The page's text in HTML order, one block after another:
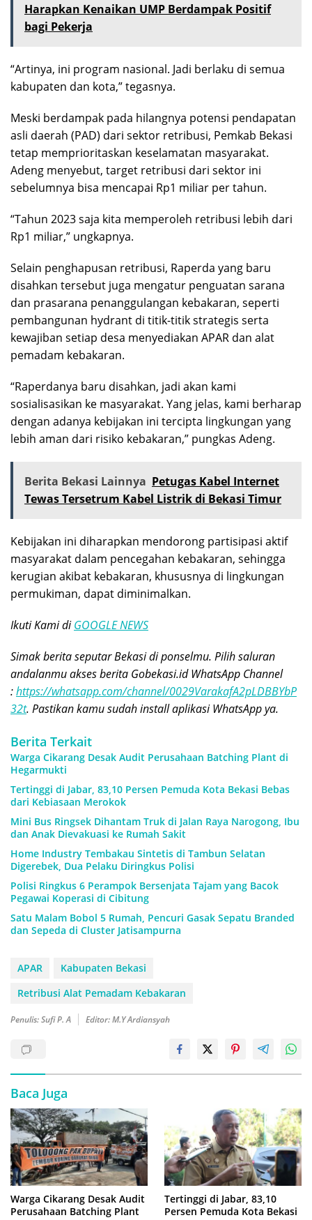
Harapkan Kenaikan UMP Berdampak Positif
bagi Pekerja
“Artinya, ini program nasional. Jadi berlaku di semua
kabupaten dan kota,” tegasnya.
Meski berdampak pada hilangnya potensi pendapatan
asli daerah (PAD) dari sektor retribusi, Pemkab Bekasi
tetap memprioritaskan keselamatan masyarakat.
Adeng menyebut, target retribusi dari sektor ini
sebelumnya bisa mencapai Rp1 miliar per tahun.
“Tahun 2023 saja kita memperoleh retribusi lebih dari
Rp1 miliar,” ungkapnya.
Selain penghapusan retribusi, Raperda yang baru
disahkan tersebut juga mengatur penguatan sarana
dan prasarana penanggulangan kebakaran, seperti
pembangunan hydrant di titik-titik strategis serta
kewajiban setiap desa menyediakan APAR dan alat
pemadam kebakaran.
“Raperdanya baru disahkan, jadi akan kami
sosialisasikan ke masyarakat. Yang jelas, kami berharap
dengan adanya kebijakan ini tercipta lingkungan yang
lebih aman dari risiko kebakaran,” pungkas Adeng.
Berita Bekasi Lainnya Petugas Kabel Internet
Tewas Tersetrum Kabel Listrik di Bekasi Timur
Kebijakan ini diharapkan mendorong partisipasi aktif
masyarakat dalam pencegahan kebakaran, sehingga
kerugian akibat kebakaran, khususnya di lingkungan
permukiman, dapat diminimalkan.
Ikuti Kami diGOOGLE NEWS
Simak berita seputar Bekasi di ponselmu. Pilih saluran
andalanmu akses berita Gobekasi.id WhatsApp Channel
:https://whatsapp.com/channel/0029VarakafA2pLDBBYbP
32t. Pastikan kamu sudah install aplikasi WhatsApp ya.
Berita Terkait
Warga Cikarang Desak Audit Perusahaan Batching Plant di
Hegarmukti
Tertinggi di Jabar, 83,10 Persen Pemuda Kota Bekasi Bebas
dari Kebiasaan Merokok
Mini Bus Ringsek Dihantam Truk di Jalan Raya Narogong, Ibu
dan Anak Dievakuasi ke Rumah Sakit
Home Industry Tembakau Sintetis di Tambun Selatan
Digerebek, Dua Pelaku Diringkus Polisi
Polisi Ringkus 6 Perampok Bersenjata Tajam yang Bacok
Pegawai Koperasi di Cibitung
Satu Malam Bobol 5 Rumah, Pencuri Gasak Sepatu Branded
dan Sepeda di Cluster Jatisampurna
APAR
Kabupaten Bekasi
Retribusi Alat Pemadam Kebakaran
Penulis: Sufi P. A Editor: M.Y Ardiansyah
Baca Juga
Warga Cikarang Desak Audit
Perusahaan Batching Plant
Tertinggi di Jabar, 83,10
Persen Pemuda Kota Bekasi